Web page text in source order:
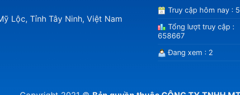
Lộc, Tỉnh Tây Ninh, Việt Nam
Truy cập hôm nay :
Tổng lượt truy cập :
658667
Đang xem : 2